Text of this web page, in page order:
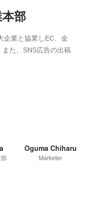
部
企業と協業しEC、金
た、SNS広告の出稿
Oguma Chiharu
Marketer